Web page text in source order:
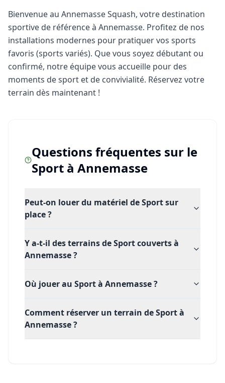
Bienvenue au Annemasse Squash, votre destination
sportive de référence à Annemasse. Profitez de nos
installations modernes pour pratiquer vos sports
favoris (sports variés). Que vous soyez débutant ou
confirmé, notre équipe vous accueille pour des
moments de sport et de convivialité. Réservez votre
terrain dès maintenant !
Questions fréquentes sur le
Sport àAnnemasse
Peut-on louer du matériel de Sport sur
place ?
Y a-t-il des terrains de Sport couverts à
Annemasse ?
Où jouer au Sport à Annemasse ?
Comment réserver un terrain de Sport à
Annemasse ?